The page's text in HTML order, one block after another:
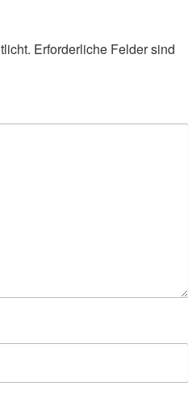
Erforderliche Felder sind